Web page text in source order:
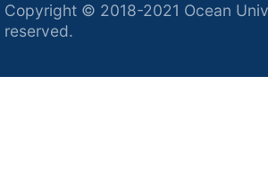
Copyright © 2018-2021 Ocean
reserved.